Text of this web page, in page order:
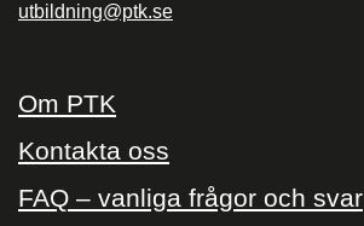
utbildning@ptk.se
Om PTK
Kontakta oss
FAQ – vanliga frågor och svar